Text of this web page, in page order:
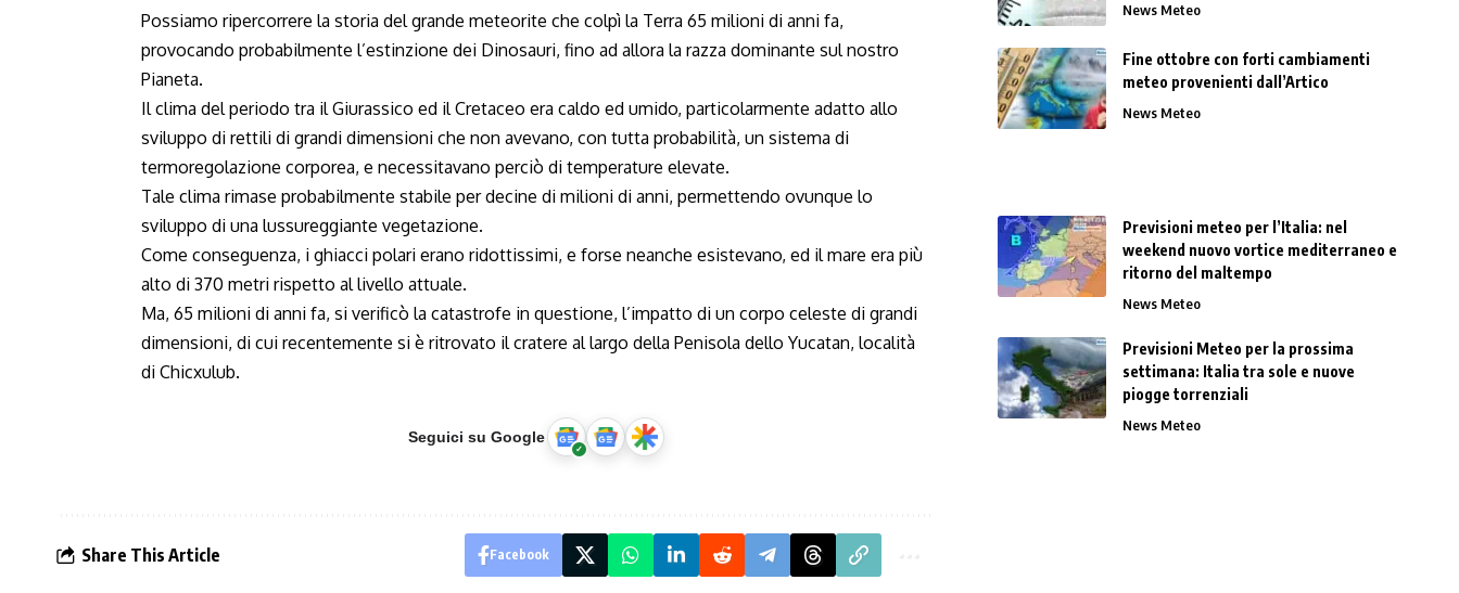
Possiamo ripercorrere la storia del grande meteorite che colpì la Terra 65 milioni di anni fa,
provocando probabilmente l’estinzione dei Dinosauri, fino ad allora la razza dominante sul nostro
Pianeta.
Il clima del periodo tra il Giurassico ed il Cretaceo era caldo ed umido, particolarmente adatto allo
sviluppo di rettili di grandi dimensioni che non avevano, con tutta probabilità, un sistema di
termoregolazione corporea, e necessitavano perciò di temperature elevate.
Tale clima rimase probabilmente stabile per decine di milioni di anni, permettendo ovunque lo
sviluppo di una lussureggiante vegetazione.
Come conseguenza, i ghiacci polari erano ridottissimi, e forse neanche esistevano, ed il mare era più
alto di 370 metri rispetto al livello attuale.
Ma, 65 milioni di anni fa, si verificò la catastrofe in questione, l’impatto di un corpo celeste di grandi
dimensioni, di cui recentemente si è ritrovato il cratere al largo della Penisola dello Yucatan, località
di Chicxulub.
Seguici su Google
Share This Article Facebook
News Meteo
Fine ottobre con forti cambiamenti
meteo provenienti dall’Artico
News Meteo
Previsioni meteo per l’Italia: nel
weekend nuovo vortice mediterraneo e
ritorno del maltempo
News Meteo
Previsioni Meteo per la prossima
settimana: Italia tra sole e nuove
piogge torrenziali
News Meteo